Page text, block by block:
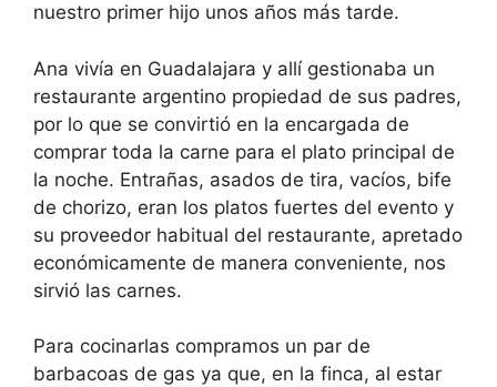
nuestro primer hijo unos años más tarde.
Ana vivía en Guadalajara y allí gestionaba un
restaurante argentino propiedad de sus padres,
por lo que se convirtió en la encargada de
comprar toda la carne para el plato principal de
la noche. Entrañas, asados de tira, vacíos, bife
de chorizo, eran los platos fuertes del evento y
su proveedor habitual del restaurante, apretado
económicamente de manera conveniente, nos
sirvió las carnes.
Para cocinarlas compramos un par de
barbacoas de gas ya que, en la finca, al estar